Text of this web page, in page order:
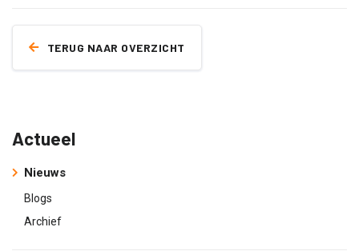
TERUG NAAR OVERZICHT
Actueel
Nieuws
Blogs
Archief